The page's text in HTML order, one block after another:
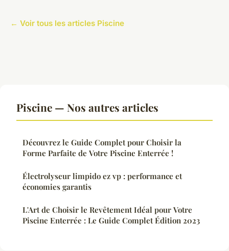
← Voir tous les articles Piscine
Piscine — Nos autres articles
Découvrez le Guide Complet pour Choisir la
Forme Parfaite de Votre Piscine Enterrée !
Électrolyseur limpido ez vp : performance et
économies garantis
L'Art de Choisir le Revêtement Idéal pour Votre
Piscine Enterrée : Le Guide Complet Édition 2023